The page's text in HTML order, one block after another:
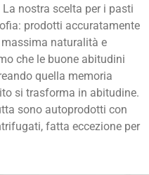
nostra scelta per i pasti
prodotti accuratamente
naturalità e
che le buone abitudini
quella memoria
si trasforma in abitudine.
sono autoprodotti con
fatta eccezione per